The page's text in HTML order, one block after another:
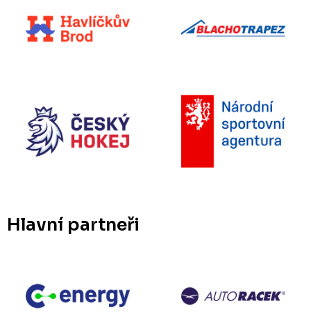
Hlavní partneři